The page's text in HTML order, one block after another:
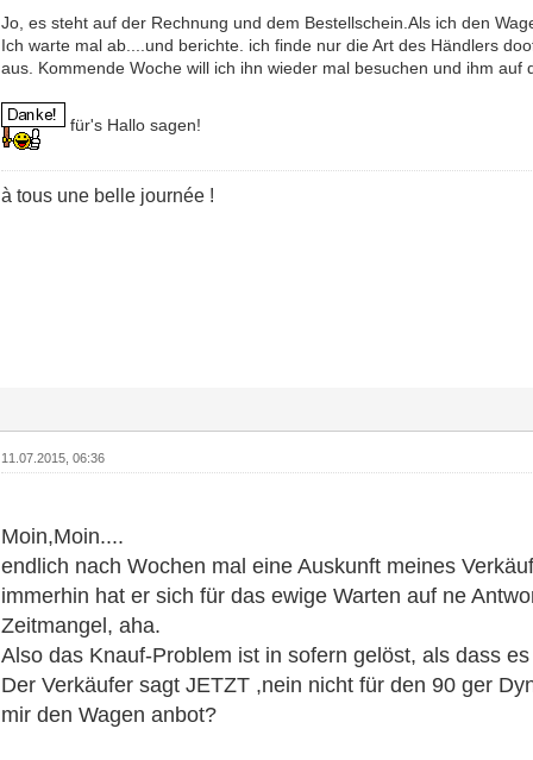
Jo, es steht auf der Rechnung und dem Bestellschein.Als ich den
Ich warte mal ab....und berichte. ich finde nur die Art des Händlers
aus. Kommende Woche will ich ihn wieder mal besuchen und ihm auf
für's Hallo sagen!
à tous une belle journée !
11.07.2015, 06:36
Moin,Moin....
endlich nach Wochen mal eine Auskunft meines
immerhin hat er sich für das ewige Warten auf ne
Zeitmangel, aha.
Also das Knauf-Problem ist in sofern gelöst, als dass
Der Verkäufer sagt JETZT ,nein nicht für den 90 ger
mir den Wagen anbot?